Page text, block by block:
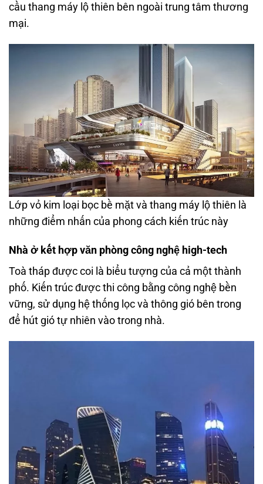
cầu thang máy lộ thiên bên ngoài trung tâm thương
mại.
Lớp vỏ kim loại bọc bề mặt và thang máy lộ thiên là
những điểm nhấn của phong cách kiến trúc này
Nhà ở kết hợp văn phòng công nghệ high-tech
Toà tháp được coi là biểu tượng của cả một thành
phố. Kiến trúc được thi công bằng công nghệ bền
vững, sử dụng hệ thống lọc và thông gió bên trong
để hút gió tự nhiên vào trong nhà.